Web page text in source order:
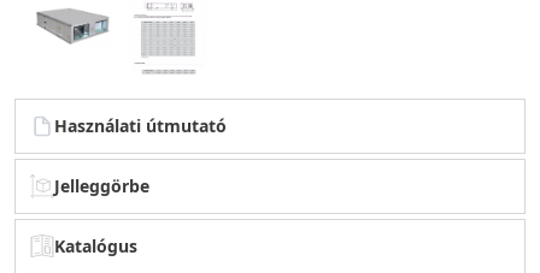
Használati útmutató
Jelleggörbe
Katalógus